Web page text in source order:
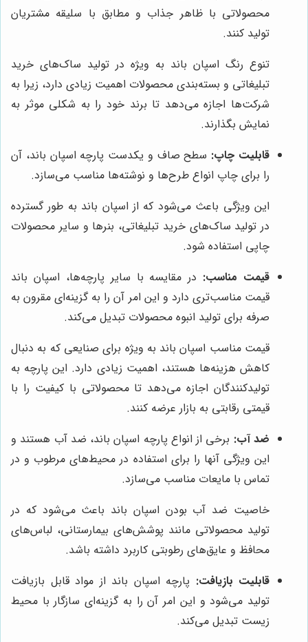
محصولاتی با ظاهر جذاب و مطابق با سلیقه مشتریان
تولید کنند.
تنوع رنگ اسپان باند به ویژه در تولید ساک‌های خرید
تبلیغاتی و بسته‌بندی محصولات اهمیت زیادی دارد، زیرا به
شرکت‌ها اجازه می‌دهد تا برند خود را به شکلی موثر به
نمایش بگذارند.
قابلیت چاپ: سطح صاف و یکدست پارچه اسپان باند، آن
را برای چاپ انواع طرح‌ها و نوشته‌ها مناسب می‌سازد.
این ویژگی باعث می‌شود که از اسپان باند به طور گسترده
در تولید ساک‌های خرید تبلیغاتی، بنرها و سایر محصولات
چاپی استفاده شود.
قیمت مناسب: در مقایسه با سایر پارچه‌ها، اسپان باند
قیمت مناسب‌تری دارد و این امر آن را به گزینه‌ای مقرون به
صرفه برای تولید انبوه محصولات تبدیل می‌کند.
قیمت مناسب اسپان باند به ویژه برای صنایعی که به دنبال
کاهش هزینه‌ها هستند، اهمیت زیادی دارد. این پارچه به
تولیدکنندگان اجازه می‌دهد تا محصولاتی با کیفیت را با
قیمتی رقابتی به بازار عرضه کنند.
ضد آب: برخی از انواع پارچه اسپان باند، ضد آب هستند و
این ویژگی آنها را برای استفاده در محیط‌های مرطوب و در
تماس با مایعات مناسب می‌سازد.
خاصیت ضد آب بودن اسپان باند باعث می‌شود که در
تولید محصولاتی مانند پوشش‌های بیمارستانی، لباس‌های
محافظ و عایق‌های رطوبتی کاربرد داشته باشد.
قابلیت بازیافت: پارچه اسپان باند از مواد قابل بازیافت
تولید می‌شود و این امر آن را به گزینه‌ای سازگار با محیط
زیست تبدیل می‌کند.